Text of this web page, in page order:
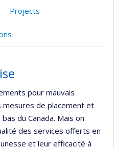
Projects
pour mauvais
de placement et
du Canada. Mais on
des services offerts en
et leur efficacité à